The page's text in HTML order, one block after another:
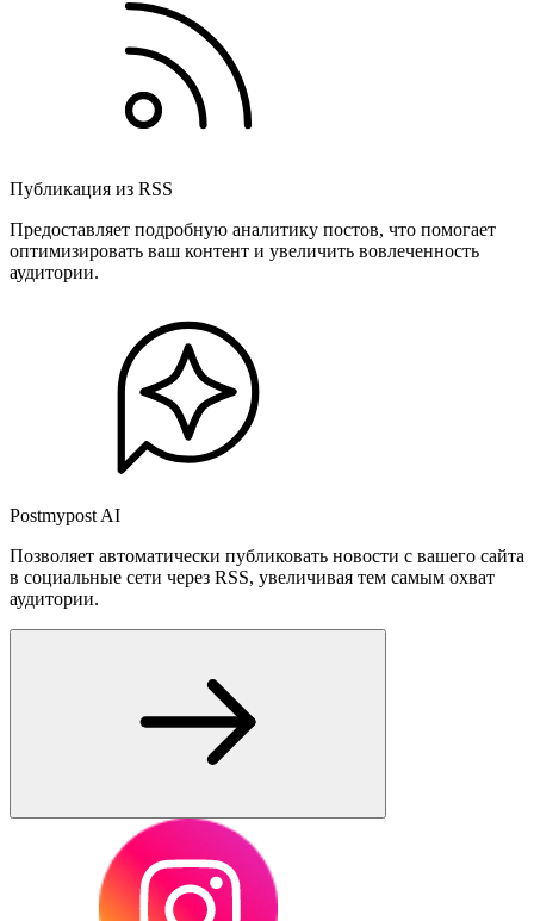
Публикация из RSS
Предоставляет подробную аналитику постов, что помогает
оптимизировать ваш контент и увеличить вовлеченность
аудитории.
Postmypost AI
Позволяет автоматически публиковать новости с вашего сайта
в социальные сети через RSS, увеличивая тем самым охват
аудитории.